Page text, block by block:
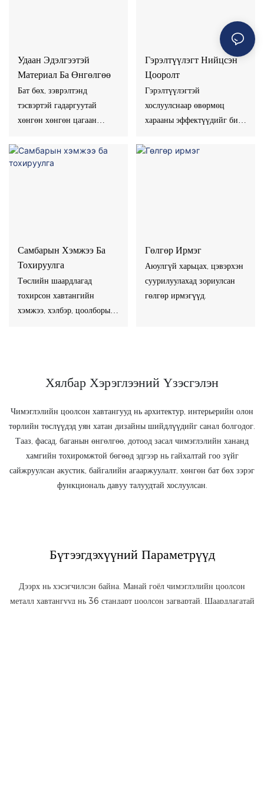
Удаан Эдэлгээтэй
Материал Ба Өнгөлгөө
Бат бөх, зэврэлтэнд
тэсвэртэй гадаргуутай
хөнгөн хөнгөн цагаан
Гэрэлтүүлэгт Нийцсэн
Цооролт
Гэрэлтүүлэгтэй
хослуулснаар өвөрмөц
харааны эффектүүдийг бий
Самбарын Хэмжээ Ба
Тохируулга
Төслийн шаардлагад
тохирсон хавтангийн
хэмжээ, хэлбэр, цоолборын
Гөлгөр Ирмэг
Аюулгүй харьцах, цэвэрхэн
суурилуулахад зориулсан
гөлгөр ирмэгүүд.
Хялбар Хэрэглээний Үзэсгэлэн
Чимэглэлийн цоолсон хавтангууд нь архитектур, интерьерийн олон
төрлийн төслүүдэд уян хатан дизайны шийдлүүдийг санал болгодог.
Тааз, фасад, баганын өнгөлгөө, дотоод засал чимэглэлийн хананд
хамгийн тохиромжтой бөгөөд эдгээр нь гайхалтай гоо зүйг
сайжруулсан акустик, байгалийн агааржуулалт, хөнгөн бат бөх зэрэг
функциональ давуу талуудтай хослуулсан.
Бүтээгдэхүүний Параметрүүд
Дээрх нь хэсэгчилсэн байна. Манай гоёл чимэглэлийн цоолсон
металл хавтангууд нь 36 стандарт цоолсон загвартай. Шаардлагатай